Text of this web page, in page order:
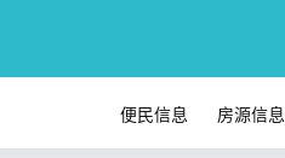
便民信息 房源信息